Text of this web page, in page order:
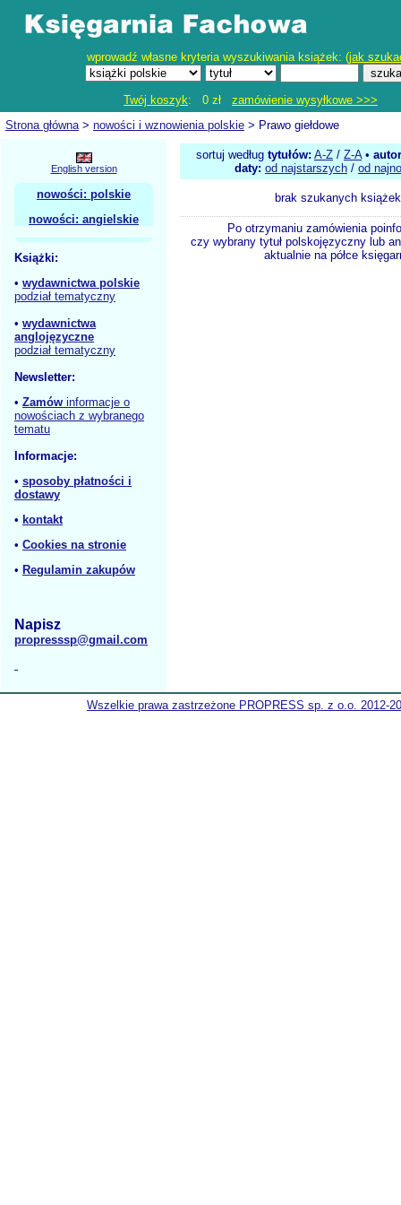
wprowadź własne kryteria wyszukiwania książek: (jak
Twój koszyk: 0 zł zamówienie wysyłkowe >>>
Strona główna> nowości i wznowienia polskie > Prawo giełdowe
English version
nowości: polskie
nowości: angielskie
Książki:
• wydawnictwa polskie
podział tematyczny
• wydawnictwa
anglojęzyczne
podział tematyczny
Newsletter:
• Zamów informacje o
nowościach z wybranego
tematu
Informacje:
• sposoby płatności i
dostawy
• kontakt
• Cookies na stronie
• Regulamin zakupów
Napisz
propresssp@gmail.com
sortuj według tytułów: A-Z / Z-A•
daty: od najstarszych / od
brak szukanych książek
Po otrzymaniu zamówienia
czy wybrany tytuł polskojęzyczny lub
aktualnie na półce
Wszelkie prawa zastrzeżone PROPRESS sp. z o.o. 2012-